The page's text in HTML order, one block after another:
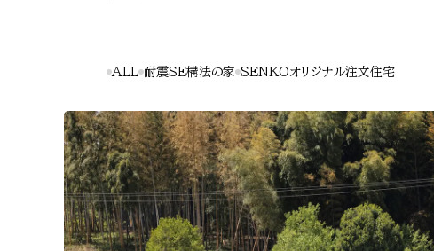
ALL 耐震SE構法の家 SENKOオリジナル注文住宅